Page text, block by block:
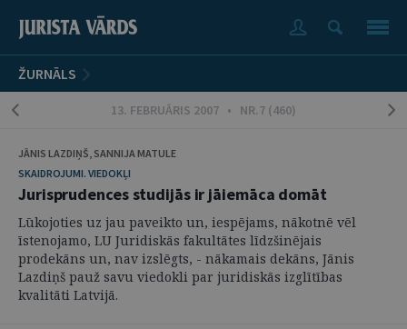
ŽURNĀLS
13. FEBRUĀRIS 2007 • NR.7 (460)
JĀNIS LAZDIŅŠ, SANNIJA MATULE
SKAIDROJUMI. VIEDOKĻI
Jurisprudences studijās ir jāiemāca domāt
Lūkojoties uz jau paveikto un, iespējams, nākotnē vēl
īstenojamo, LU Juridiskās fakultātes līdzšinējais
prodekāns un, nav izslēgts, - nākamais dekāns, Jānis
Lazdiņš pauž savu viedokli par juridiskās izglītības
kvalitāti Latvijā.